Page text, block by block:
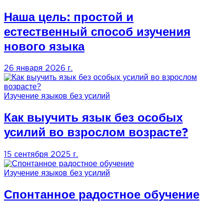
Наша цель: простой и
естественный способ изучения
нового языка
26 января 2026 г.
Изучение языков без усилий
Как выучить язык без особых
усилий во взрослом возрасте?
15 сентября 2025 г.
Изучение языков без усилий
Спонтанное радостное обучение